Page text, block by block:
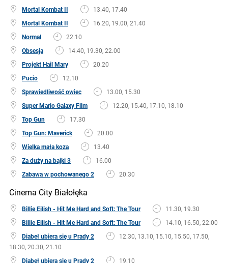
Mortal Kombat II
13.40, 17.40
Mortal Kombat II
16.20, 19.00, 21.40
Normal
22.10
Obsesja
14.40, 19.30, 22.00
Projekt Hail Mary
20.20
Pucio
12.10
Sprawiedliwość owiec
13.00, 15.30
Super Mario Galaxy Film
12.20, 15.40, 17.10, 18.10
Top Gun
17.30
Top Gun: Maverick
20.00
Wielka mała koza
13.40
Za duży na bajki 3
16.00
Zabawa w pochowanego 2
20.30
Cinema City Białołęka
Billie Eilish - Hit Me Hard and Soft: The Tour
11.30, 19.30
Billie Eilish - Hit Me Hard and Soft: The Tour
14.10, 16.50, 22.00
Diabeł ubiera się u Prady 2
12.30, 13.10, 15.10, 15.50, 17.50,
18.30, 20.30, 21.10
Diabeł ubiera się u Prady 2
19.10